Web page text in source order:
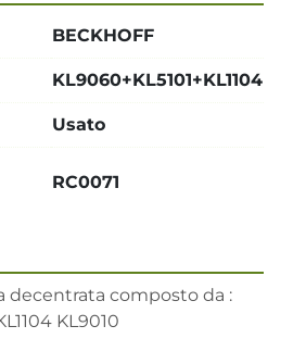
decentrata composto da :
KL9010
BECKHOFF
KL9060+KL5101+KL1104
Usato
RC0071